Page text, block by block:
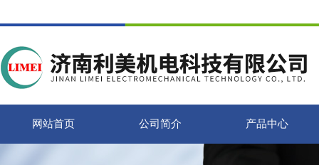
网站首页 公司简介 产品中心